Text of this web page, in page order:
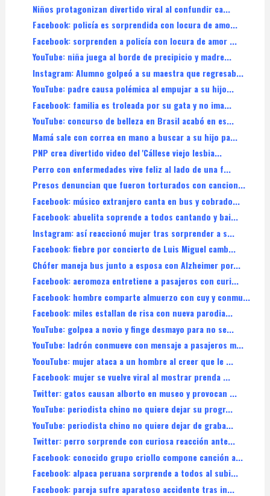
Niños protagonizan divertido viral al confundir ca...
Facebook: policía es sorprendida con locura de amo...
Facebook: sorprenden a policía con locura de amor ...
YouTube: niña juega al borde de precipicio y madre...
Instagram: Alumno golpeó a su maestra que regresab...
YouTube: padre causa polémica al empujar a su hijo...
Facebook: familia es troleada por su gata y no ima...
YouTube: concurso de belleza en Brasil acabó en es...
Mamá sale con correa en mano a buscar a su hijo pa...
PNP crea divertido video del 'Cállese viejo lesbia...
Perro con enfermedades vive feliz al lado de una f...
Presos denuncian que fueron torturados con cancion...
Facebook: músico extranjero canta en bus y cobrado...
Facebook: abuelita soprende a todos cantando y bai...
Instagram: así reaccionó mujer tras sorprender a s...
Facebook: fiebre por concierto de Luis Miguel camb...
Chófer maneja bus junto a esposa con Alzheimer por...
Facebook: aeromoza entretiene a pasajeros con curi...
Facebook: hombre comparte almuerzo con cuy y conmu...
Facebook: miles estallan de risa con nueva parodia...
YouTube: golpea a novio y finge desmayo para no se...
YouTube: ladrón conmueve con mensaje a pasajeros m...
YoouTube: mujer ataca a un hombre al creer que le ...
Facebook: mujer se vuelve viral al mostrar prenda ...
Twitter: gatos causan alborto en museo y provocan ...
YouTube: periodista chino no quiere dejar su progr...
YouTube: periodista chino no quiere dejar de graba...
Twitter: perro sorprende con curiosa reacción ante...
Facebook: conocido grupo criollo compone canción a...
Facebook: alpaca peruana sorprende a todos al subi...
Facebook: pareja sufre aparatoso accidente tras in...